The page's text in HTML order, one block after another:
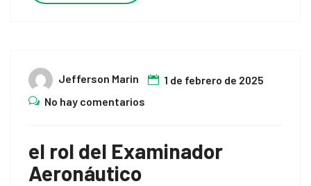
Jefferson Marin
1 de febrero de 2025
No hay comentarios
el rol del Examinador
Aeronáutico